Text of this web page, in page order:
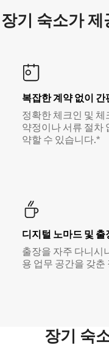
장기 숙소가
복잡한 계약 없이 간
정확한 체크인 및
약정이나 서류 절차
약할 수 있습니다.*
디지털 노마드 및
출장을 자주 다니시
용 업무 공간을 갖
장기 숙